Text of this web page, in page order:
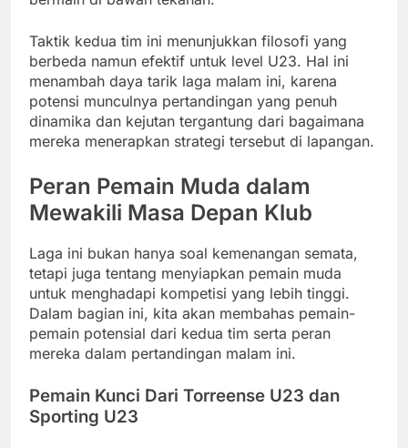
Taktik kedua tim ini menunjukkan filosofi yang
berbeda namun efektif untuk level U23. Hal ini
menambah daya tarik laga malam ini, karena
potensi munculnya pertandingan yang penuh
dinamika dan kejutan tergantung dari bagaimana
mereka menerapkan strategi tersebut di lapangan.
Peran Pemain Muda dalam
Mewakili Masa Depan Klub
Laga ini bukan hanya soal kemenangan semata,
tetapi juga tentang menyiapkan pemain muda
untuk menghadapi kompetisi yang lebih tinggi.
Dalam bagian ini, kita akan membahas pemain-
pemain potensial dari kedua tim serta peran
mereka dalam pertandingan malam ini.
Pemain Kunci Dari Torreense U23 dan
Sporting U23